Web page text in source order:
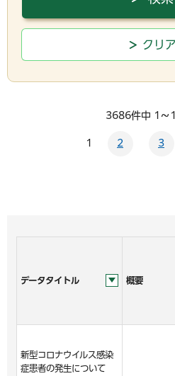
3686件中 1～
1 2 3
データタイトル 概要
新型コロナウイルス感染
症患者の発生について